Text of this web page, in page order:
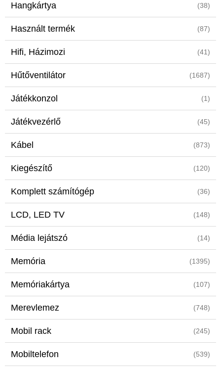
Hangkártya (38)
Használt termék (87)
Hifi, Házimozi (41)
Hűtőventilátor (1687)
Játékkonzol (1)
Játékvezérlő (45)
Kábel (873)
Kiegészítő (120)
Komplett számítógép (36)
LCD, LED TV (148)
Média lejátszó (14)
Memória (1395)
Memóriakártya (107)
Merevlemez (748)
Mobil rack (245)
Mobiltelefon (539)